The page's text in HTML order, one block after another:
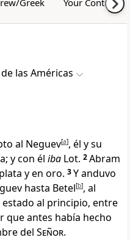
Greek Your Content
las Américas
al Neguev[a], él y su
y con él iba Lot. 2Abram
y en oro. 3Y anduvo
hasta Betel[b], al
al principio, entre
que antes había hecho
del Señor.